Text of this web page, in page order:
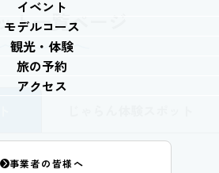
イベント
モデルコース
観光・体験
旅の予約
アクセス
事業者の皆様へ
ト一覧ページ